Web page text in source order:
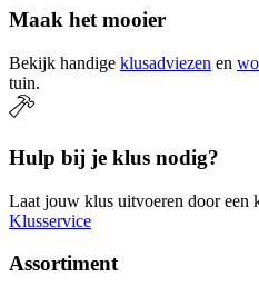
Maak het mooier
Bekijk handige klusadviezen en
tuin.
Hulp bij je klus nodig?
Laat jouw klus uitvoeren door een
Klusservice
Assortiment